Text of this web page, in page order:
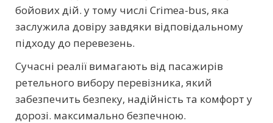
бойових дій. у тому числі Crimea-bus, яка
заслужила довіру завдяки відповідальному
підходу до перевезень.
Сучасні реалії вимагають від пасажирів
ретельного вибору перевізника, який
забезпечить безпеку, надійність та комфорт у
дорозі. максимально безпечною.